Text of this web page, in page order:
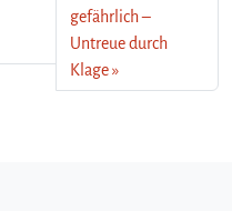
gefährlich –
Untreue durch
Klage